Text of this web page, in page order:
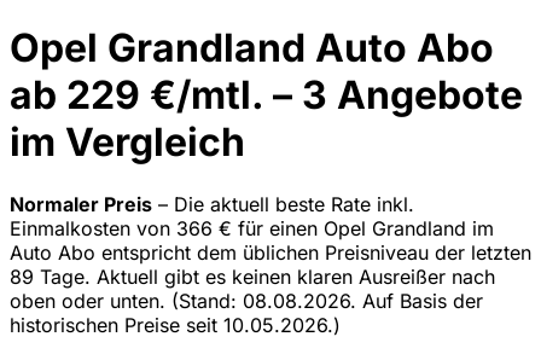
Opel Grandland Auto Abo
ab 229 €/mtl. – 3 Angebote
im Vergleich
Normaler Preis – Die aktuell beste Rate inkl.
Einmalkosten von 366 € für einen Opel Grandland im
Auto Abo entspricht dem üblichen Preisniveau der letzten
89 Tage. Aktuell gibt es keinen klaren Ausreißer nach
oben oder unten. (Stand: 08.08.2026. Auf Basis der
historischen Preise seit 10.05.2026.)